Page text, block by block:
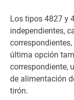
Los tipos 4827 y
independientes,
última opción
correspondiente,
de alimentación
tirón.